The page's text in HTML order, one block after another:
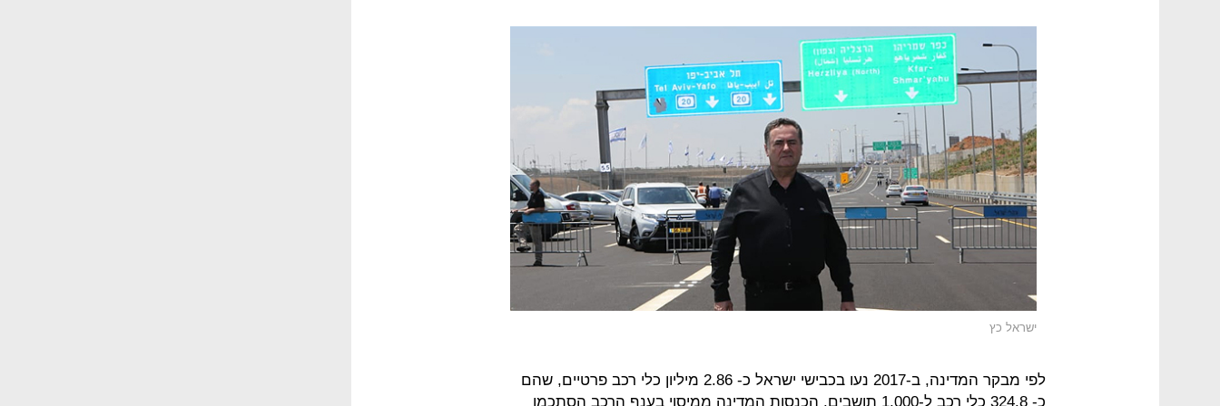
ישראל כץ
לפי מבקר המדינה, ב-2017 נעו בכבישי ישראל כ- 2.86 מיליון כלי רכב פרטיים, שהם
כ- 324.8 כלי רכב ל-1,000 תושבים. הכנסות המדינה ממיסוי בענף הרכב הסתכמו